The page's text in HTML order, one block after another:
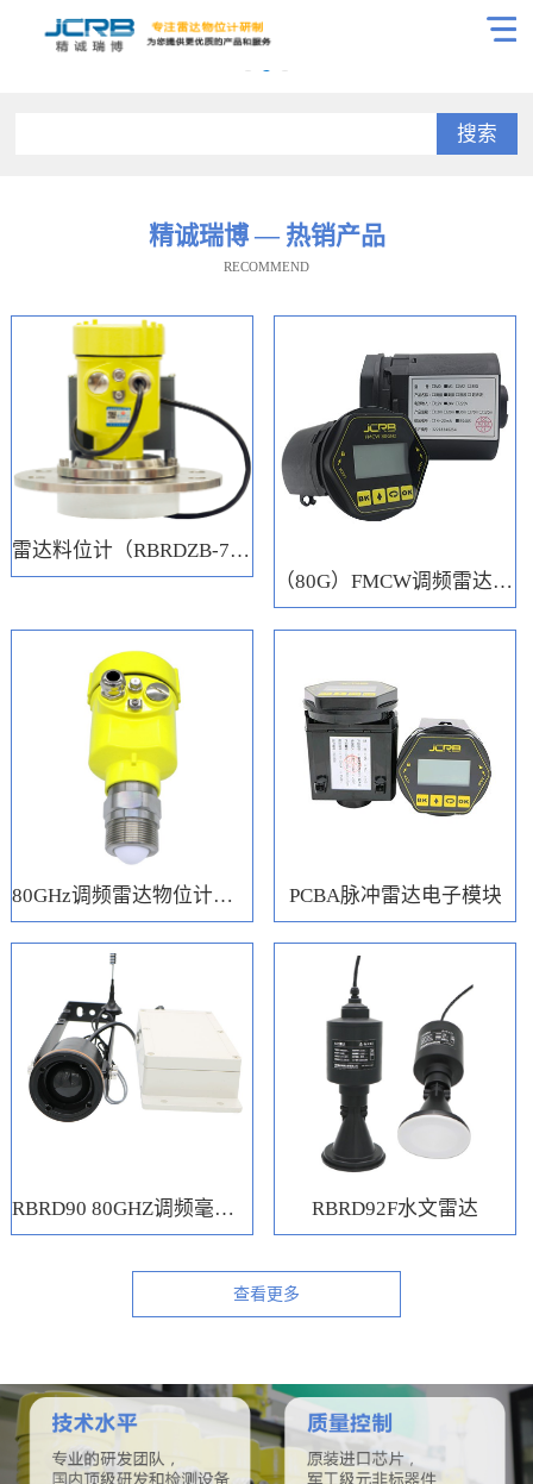
搜索
精诚瑞博 — 热销产品
RECOMMEND
雷达料位计（RBRDZB-71-6-C）
（80G）FMCW调频雷达电子模块
80GHz调频雷达物位计（RBRD71） PCBA脉冲雷达电子模块
RBRD90 80GHZ调频毫米波水位计 RBRD92F水文雷达
查看更多